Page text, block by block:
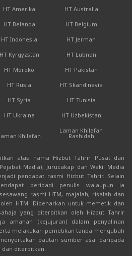
HT Amerika
HT Australia
HT Belanda
HT Belgium
HT Indonesia
HT Jerman
HT Kyrgyzstan
HT Lubnan
HT Moroko
HT Pakistan
HT Rusia
HT Skandinavia
HT Syria
HT Tunisia
HT Ukraine HT Uzbekistan
Khilafah
Laman Khilafah
Rashidah
atas nama Hizbut Tahrir Pusat dan
Media), Jurucakap dan Wakil Media
pendapat rasmi Hizbut Tahrir. Selain
peribadi penulis walaupun ia
rasmi HTM, majalah, risalah dan
HTM. Dibenarkan untuk memetik dan
yang diterbitkan oleh Hizbut Tahrir
amanah (kejujuran) dalam penyalinan
melakukan pemetikan tanpa mengubah
pautan sumber asal daripada
diterbitkan.